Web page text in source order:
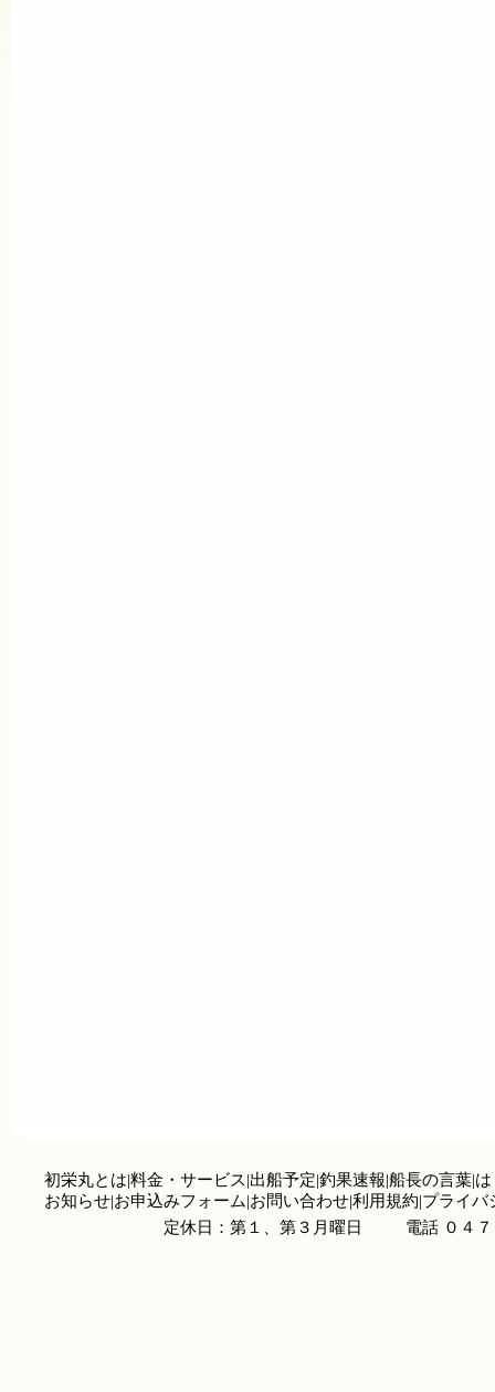
初栄丸とは|料金・サービス|出船予定|釣果速報|船長の言葉|
お知らせ|お申込みフォーム|お問い合わせ|利用規約|プライバ
定休日：第１、第３月曜日
電話 ０４